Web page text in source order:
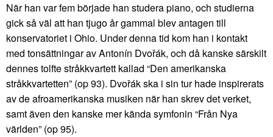
När han var fem började han studera piano, och studierna
gick så väl att han tjugo år gammal blev antagen till
konservatoriet i Ohio. Under denna tid kom han i kontakt
med tonsättningar av Antonín Dvořák, och då kanske särskilt
dennes tolfte stråkkvartett kallad “Den amerikanska
stråkkvartetten” (op 93). Dvořák ska i sin tur hade inspirerats
av de afroamerikanska musiken när han skrev det verket,
samt även den kanske mer kända symfonin “Från Nya
världen” (op 95).